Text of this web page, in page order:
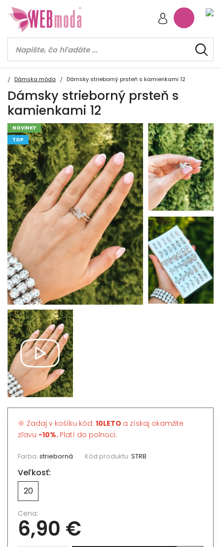
Dámska móda Dámsky strieborný prsteň s kamienkami 12
Dámsky strieborný prsteň s
kamienkami 12
NOVINKY
TOP
🌞 Zadaj v košíku kód: 10LETO a získaj okamžite
zľavu -10%. Platí do polnoci.
Farba: strieborná Kód produktu: STRB
Veľkosť:
20
Cena:
6,90 €